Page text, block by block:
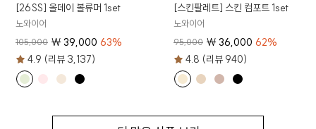
[26SS] 올데이 볼류머 1set
노와이어
105,000 ₩39,000 63%
4.9 (리뷰 3,137)
[스킨팔레트] 스킨 컴포트 1set
노와이어
95,000 ₩36,000 62%
4.8 (리뷰 940)